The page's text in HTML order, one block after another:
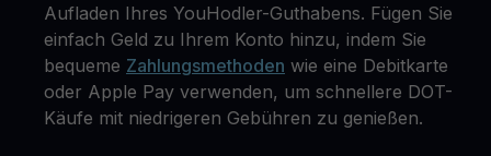
Aufladen Ihres YouHodler-Guthabens. Fügen Sie
einfach Geld zu Ihrem Konto hinzu, indem Sie
bequeme Zahlungsmethoden wie eine Debitkarte
oder Apple Pay verwenden, um schnellere DOT-
Käufe mit niedrigeren Gebühren zu genießen.